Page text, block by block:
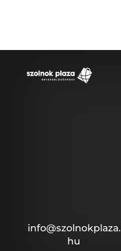
info@szolnokplaza.
hu